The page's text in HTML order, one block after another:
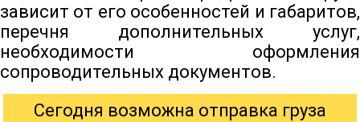
зависит от его особенностей и габаритов,
перечня дополнительных услуг,
необходимости оформления
сопроводительных документов.
Сегодня возможна отправка груза